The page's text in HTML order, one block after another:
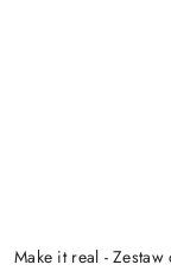
Make it real -